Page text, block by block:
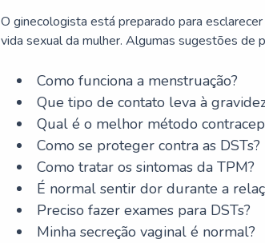
O ginecologista está preparado para
vida sexual da mulher. Algumas sugestões de
Como funciona a menstruação?
Que tipo de contato leva à
Qual é o melhor método
Como se proteger contra as DSTs?
Como tratar os sintomas da TPM?
É normal sentir dor durante a
Preciso fazer exames para DSTs?
Minha secreção vaginal é normal?